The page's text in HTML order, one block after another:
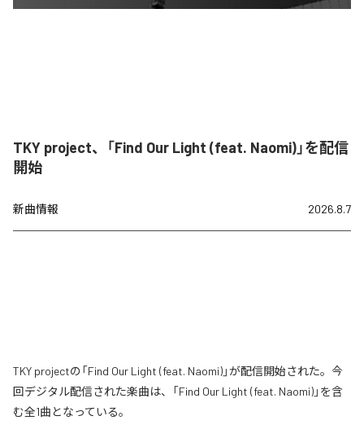
TKY project、「Find Our Light (feat. Naomi)」を配信
開始
新曲情報 2026.8.7
TKY projectの「Find Our Light (feat. Naomi)」が配信開始された。今
回デジタル配信された楽曲は、「Find Our Light (feat. Naomi)」を含
む全1曲となっている。